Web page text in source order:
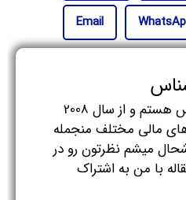
Email
من سید مهدی حق شناس هستم و از سال 2008
مالی مختلف منجمله
میشم نظرتون رو در
با من به اشتراک